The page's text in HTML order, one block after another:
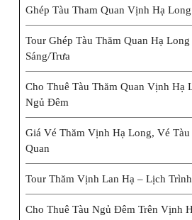
Ghép Tàu Tham Quan Vịnh Hạ
Tour Ghép Tàu Thăm Quan Hạ
Sáng/trưa
Cho Thuê Tàu Thăm Quan Vịnh Hạ
Ngủ Đêm
Giá Vé Thăm Vịnh Hạ Long, Vé
Quan
Tour Thăm Vịnh Lan Hạ – Lịch
Cho Thuê Tàu Ngủ Đêm Trên Vịnh